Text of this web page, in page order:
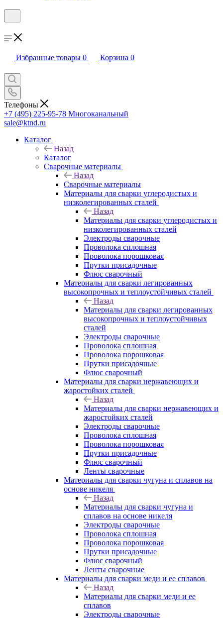
Избранные товары 0 Корзина 0
Телефоны
+7 (495) 225-95-78 Многоканальный
sale@ktnd.ru
Каталог
Назад
Каталог
Сварочные материалы
Назад
Сварочные материалы
Материалы для сварки углеродистых и
низколегированных сталей
Назад
Материалы для сварки углеродистых и
низколегированных сталей
Электроды сварочные
Проволока сплошная
Проволока порошковая
Прутки присадочные
Флюс сварочный
Материалы для сварки легированных
высокопрочных и теплоустойчивых сталей
Назад
Материалы для сварки легированных
высокопрочных и теплоустойчивых
сталей
Электроды сварочные
Проволока сплошная
Проволока порошковая
Прутки присадочные
Флюс сварочный
Материалы для сварки нержавеющих и
жаростойких сталей
Назад
Материалы для сварки нержавеющих и
жаростойких сталей
Электроды сварочные
Проволока сплошная
Проволока порошковая
Прутки присадочные
Флюс сварочный
Ленты сварочные
Материалы для сварки чугуна и сплавов на
основе никеля
Назад
Материалы для сварки чугуна и
сплавов на основе никеля
Электроды сварочные
Проволока сплошная
Проволока порошковая
Прутки присадочные
Флюс сварочный
Ленты сварочные
Материалы для сварки меди и ее сплавов
Назад
Материалы для сварки меди и ее
сплавов
Электроды сварочные